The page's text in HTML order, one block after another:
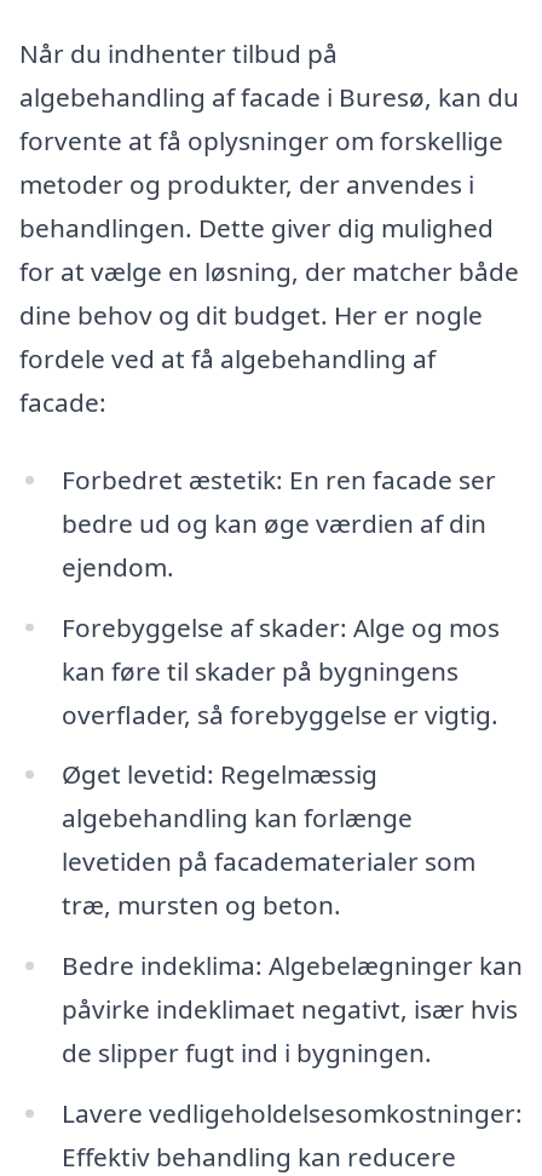
Når du indhenter tilbud på
algebehandling af facade i Buresø, kan du
forvente at få oplysninger om forskellige
metoder og produkter, der anvendes i
behandlingen. Dette giver dig mulighed
for at vælge en løsning, der matcher både
dine behov og dit budget. Her er nogle
fordele ved at få algebehandling af
facade:
Forbedret æstetik: En ren facade ser
bedre ud og kan øge værdien af din
ejendom.
Forebyggelse af skader: Alge og mos
kan føre til skader på bygningens
overflader, så forebyggelse er vigtig.
Øget levetid: Regelmæssig
algebehandling kan forlænge
levetiden på facadematerialer som
træ, mursten og beton.
Bedre indeklima: Algebelægninger kan
påvirke indeklimaet negativt, især hvis
de slipper fugt ind i bygningen.
Lavere vedligeholdelsesomkostninger:
Effektiv behandling kan reducere